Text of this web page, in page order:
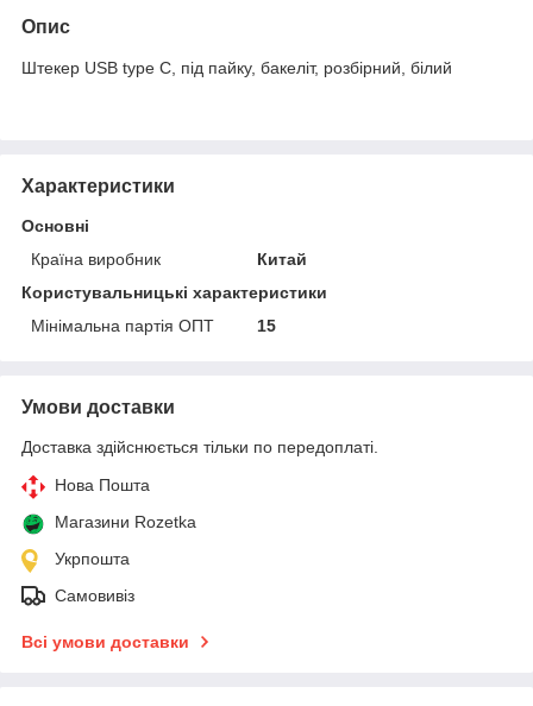
Опис
Штекер USB type C, під пайку, бакеліт, розбірний, білий
Характеристики
Основні
Країна виробник
Китай
Користувальницькі характеристики
Мінімальна партія ОПТ
15
Умови доставки
Доставка здійснюється тільки по передоплаті.
Нова Пошта
Магазини Rozetka
Укрпошта
Самовивіз
Всі умови доставки